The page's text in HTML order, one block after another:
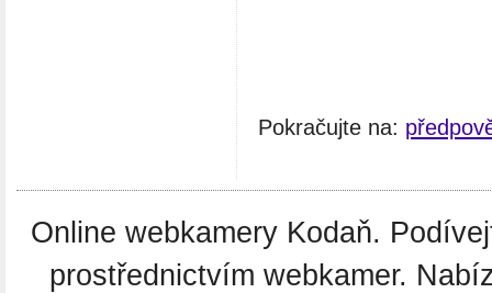
Pokračujte na:
Online webkamery Kodaň.
prostřednictvím webkamer.